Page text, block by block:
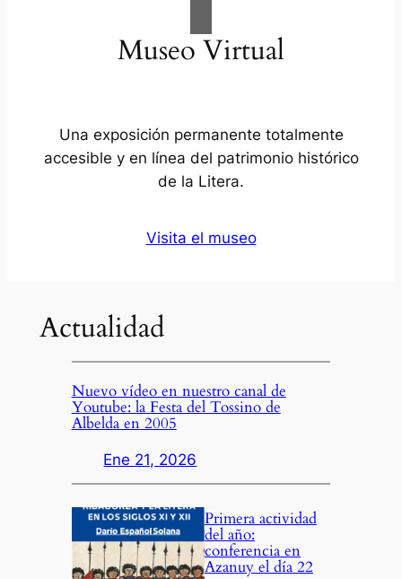
Museo Virtual
Una exposición permanente totalmente
accesible y en línea del patrimonio histórico
de la Litera.
Visita el museo
Actualidad
Nuevo vídeo en nuestro canal de
Youtube: la Festa del Tossino de
Albelda en 2005
Ene 21, 2026
Primera actividad
del año:
conferencia en
Azanuy el día 22